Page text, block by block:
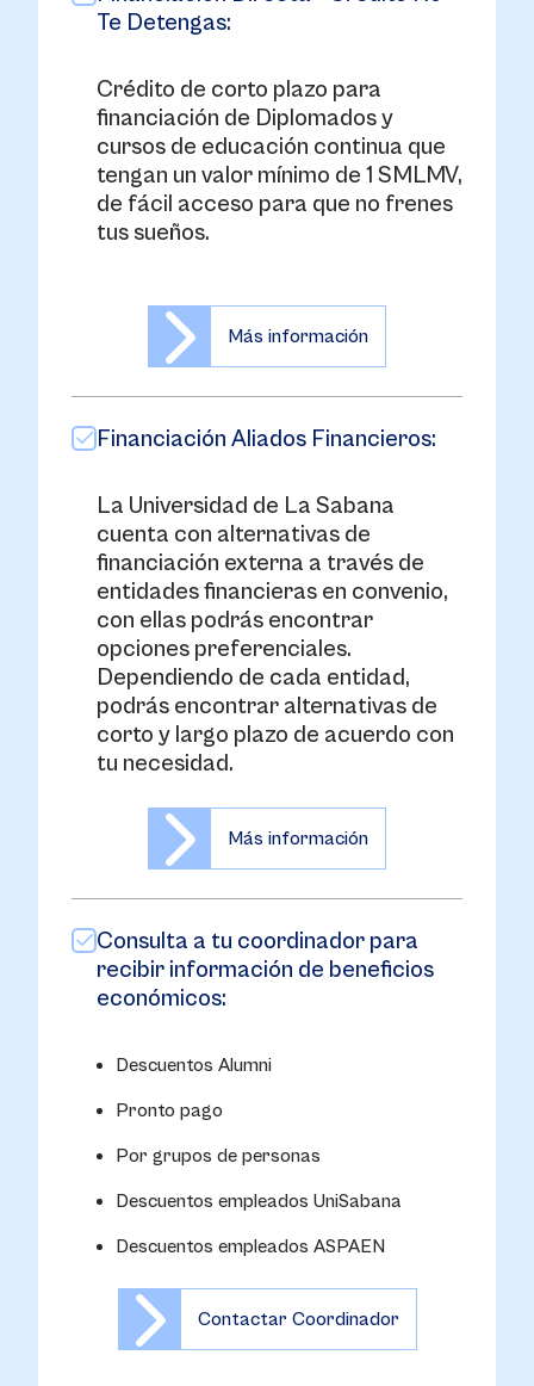
Te Detengas:
Crédito de corto plazo para
financiación de Diplomados y
cursos de educación continua que
tengan un valor mínimo de 1 SMLMV,
de fácil acceso para que no frenes
tus sueños.
Más información
Financiación Aliados Financieros:
La Universidad de La Sabana
cuenta con alternativas de
financiación externa a través de
entidades financieras en convenio,
con ellas podrás encontrar
opciones preferenciales.
Dependiendo de cada entidad,
podrás encontrar alternativas de
corto y largo plazo de acuerdo con
tu necesidad.
Más información
Consulta a tu coordinador para
recibir información de beneficios
económicos:
Descuentos Alumni
Pronto pago
Por grupos de personas
Descuentos empleados UniSabana
Descuentos empleados ASPAEN
Contactar Coordinador